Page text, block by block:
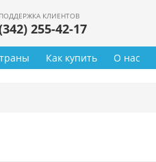
ПОДДЕРЖКА КЛИЕНТОВ
255-42-17
Как купить О нас